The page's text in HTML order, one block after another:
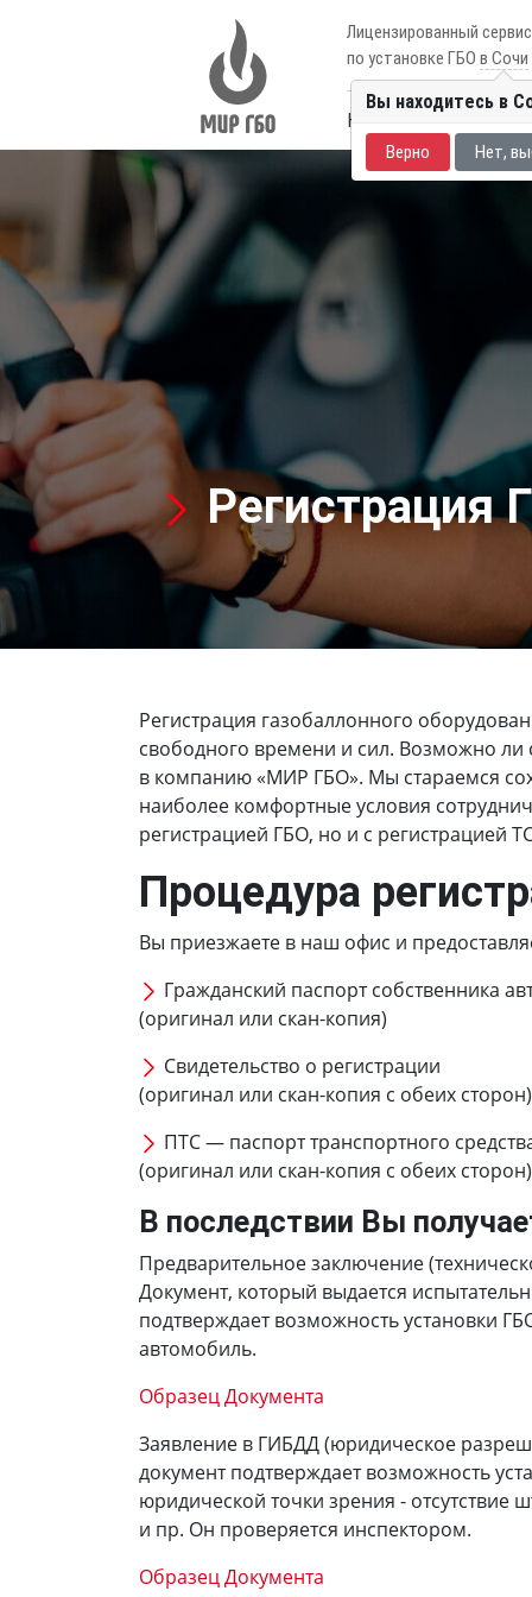
Лицензированный
по установке ГБО в Сочи
Каталог авто
Регистрация
Регистрация газобаллонного
свободного времени и сил. Возможно ли
в компанию «МИР ГБО». Мы стараемся
наиболее комфортные условия
регистрацией ГБО, но и с регистрацией
Процедура
Вы приезжаете в наш офис и
Гражданский паспорт собственника
(оригинал или скан-копия)
Свидетельство о регистрации
(оригинал или скан-копия с обеих сторон)
ПТС — паспорт транспортного
(оригинал или скан-копия с обеих сторон)
В последствии Вы
Предварительное заключение
Документ, который выдается
подтверждает возможность установки
автомобиль.
Образец Документа
Заявление в ГИБДД (юридическое
документ подтверждает возможность
юридической точки зрения - отсутствие
и пр. Он проверяется инспектором.
Образец Документа
Вы находитесь в
Верно Нет,